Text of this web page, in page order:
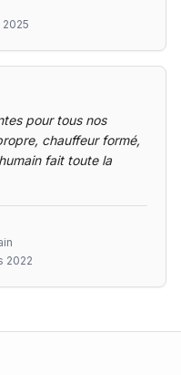
pour tous nos
chauffeur formé,
fait toute la
2022